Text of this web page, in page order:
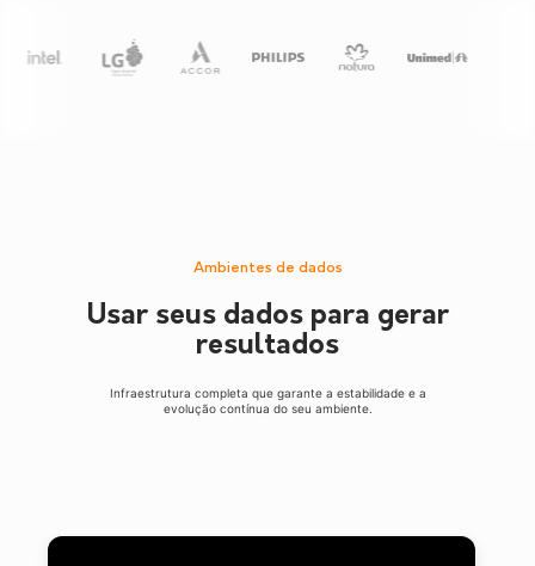
Ambientes de dados
Usar seus dados para gerar
resultados
Infraestrutura completa que garante a estabilidade e a
evolução contínua do seu ambiente.